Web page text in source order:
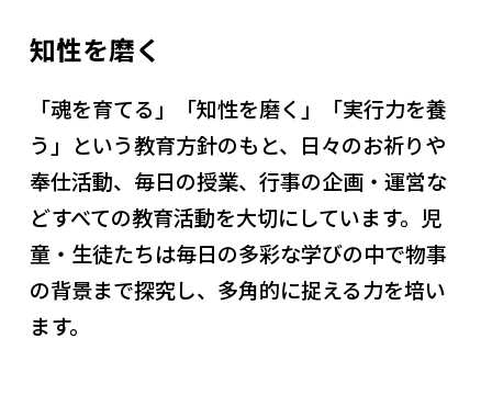
知性を磨く
「魂を育てる」「知性を磨く」「実行力を養
う」という教育方針のもと、日々のお祈りや
奉仕活動、毎日の授業、行事の企画・運営な
どすべての教育活動を大切にしています。児
童・生徒たちは毎日の多彩な学びの中で物事
の背景まで探究し、多角的に捉える力を培い
ます。